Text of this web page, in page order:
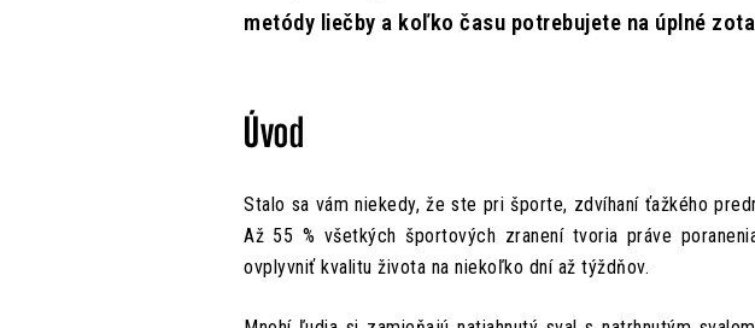
metódy liečby a koľko času potrebujete na úplné
Úvod
Stalo sa vám niekedy, že ste pri športe, zdvíhaní ťažkého
Až 55 % všetkých športových zranení tvoria práve
ovplyvniť kvalitu života na niekoľko dní až týždňov.